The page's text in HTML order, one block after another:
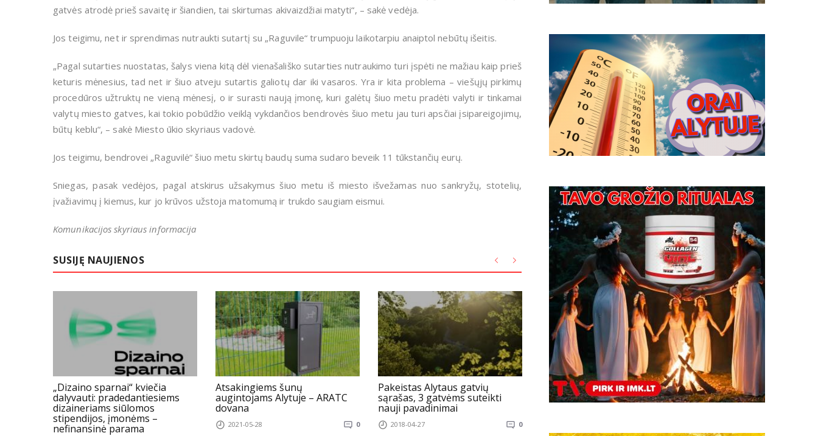
gatvės atrodė prieš savaitę ir šiandien, tai skirtumas akivaizdžiai matyti“, – sakė vedėja.
Jos teigimu, net ir sprendimas nutraukti sutartį su „Raguvile“ trumpuoju laikotarpiu anaiptol nebūtų išeitis.
„Pagal sutarties nuostatas, šalys viena kitą dėl vienašališko sutarties nutraukimo turi įspėti ne mažiau kaip prieš
keturis mėnesius, tad net ir šiuo atveju sutartis galiotų dar iki vasaros. Yra ir kita problema – viešųjų pirkimų
procedūros užtruktų ne vieną mėnesį, o ir surasti naują įmonę, kuri galėtų šiuo metu pradėti valyti ir tinkamai
valytų miesto gatves, kai tokio pobūdžio veiklą vykdančios bendrovės šiuo metu jau turi apsčiai įsipareigojimų,
būtų keblu“, – sakė Miesto ūkio skyriaus vadovė.
Jos teigimu, bendrovei „Raguvilė“ šiuo metu skirtų baudų suma sudaro beveik 11 tūkstančių eurų.
Sniegas, pasak vedėjos, pagal atskirus užsakymus šiuo metu iš miesto išvežamas nuo sankryžų, stotelių,
įvažiavimų į kiemus, kur jo krūvos užstoja matomumą ir trukdo saugiam eismui.
Komunikacijos skyriaus informacija
SUSIJĘ NAUJIENOS
„Dizaino sparnai“ kviečia
dalyvauti: pradedantiesiems
dizaineriams siūlomos
stipendijos, įmonėms –
nefinansinė parama
Atsakingiems šunų
augintojams Alytuje – ARATC
dovana
2021-05-28 0
Pakeistas Alytaus gatvių
sąrašas, 3 gatvėms suteikti
nauji pavadinimai
2018-04-27 0
Alytaus merą domina ne tik
ARATC dabartis, bet ir
Pretendentų į Alytaus
merus sąrašą papildė